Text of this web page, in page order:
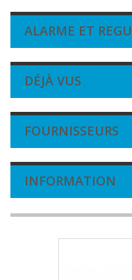
ALARME ET
DÉJÀ VUS
FOURNISSEURS
INFORMATION